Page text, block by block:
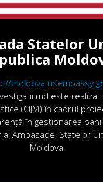
Statelor
este
(CIJM) în cadrul
în gestionarea
Ambasadei Statelor
Moldova.